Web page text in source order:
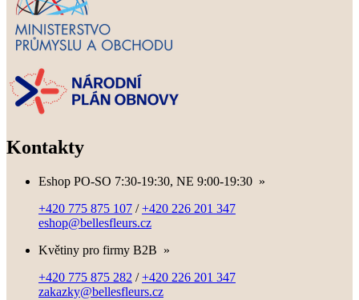
Kontakty
Eshop PO-SO 7:30-19:30, NE 9:00-19:30 »
+420 775 875 107 /+420 226 201 347
eshop@bellesfleurs.cz
Květiny pro firmy B2B »
+420 775 875 282 /+420 226 201 347
zakazky@bellesfleurs.cz